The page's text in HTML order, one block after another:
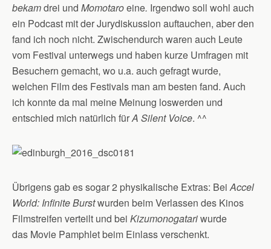
bekamdrei und Momotaroeine. Irgendwo soll wohl auch
ein Podcast mit der Jurydiskussion auftauchen, aber den
fand ich noch nicht. Zwischendurch waren auch Leute
vom Festival unterwegs und haben kurze Umfragen mit
Besuchern gemacht, wo u.a. auch gefragt wurde,
welchen Film des Festivals man am besten fand. Auch
ich konnte da mal meine Meinung loswerden und
entschied mich natürlich fürA Silent Voice. ^^
Übrigens gab es sogar 2 physikalische Extras: BeiAccel
World: Infinite Burstwurden beim Verlassen des Kinos
Filmstreifen verteilt und bei Kizumonogatariwurde
das Movie Pamphlet beim Einlass verschenkt.